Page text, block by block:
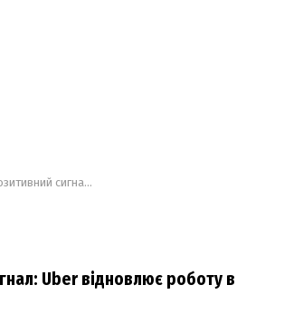
сигнал: Uber відновлює роботу в Харкові
Uber відновлює роботу в